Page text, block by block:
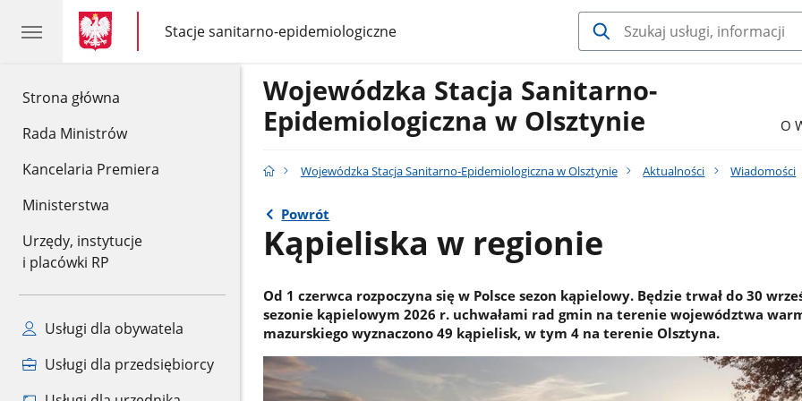
Strona główna
Rada Ministrów
Kancelaria Premiera
Ministerstwa
Urzędy, instytucje
i placówki RP
Usługi dla obywatela
Usługi dla przedsiębiorcy
gov.pl
gov.pl
Stacje sanitarno-epidemiologiczne
gov.pl
Stacje
sanitarno-
epidemiologiczne
Wojewódzka Stacja Sanitarno-
Epidemiologiczna w Olsztynie
O
Wojewódzka Stacja Sanitarno-Epidemiologiczna w Olsztynie Aktualności Wiadomości
Powrót
Kąpieliska w regionie
Od 1 czerwca rozpoczyna się w Polsce sezon kąpielowy. Będzie trwał do 30
sezonie kąpielowym 2026 r. uchwałami rad gmin na terenie województwa
mazurskiego wyznaczono 49 kąpielisk, w tym 4 na terenie Olsztyna.